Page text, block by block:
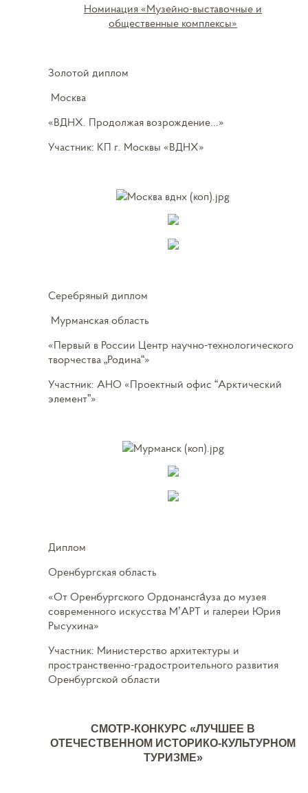
Номинация «Музейно-выставочные и
общественные комплексы»
Золотой диплом
Москва
«ВДНХ. Продолжая возрождение...»
Участник: КП г. Москвы «ВДНХ»
Серебряный диплом
Мурманская область
«Первый в России Центр научно-технологического
творчества „Родина“»
Участник: АНО «Проектный офис “Арктический
элемент”»
Диплом
Оренбургская область
«От Оренбургского Ордонансга́уза до музея
современного искусства M’АРТ и галереи Юрия
Рысухина»
Участник: Министерство архитектуры и
пространственно-градостроительного развития
Оренбургской области
СМОТР-КОНКУРС «ЛУЧШЕЕ В
ОТЕЧЕСТВЕННОМ ИСТОРИКО-КУЛЬТУРНОМ
ТУРИЗМЕ»